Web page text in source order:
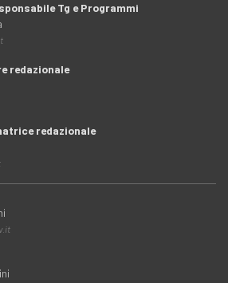
Tg e Programmi
redazionale
redazionale